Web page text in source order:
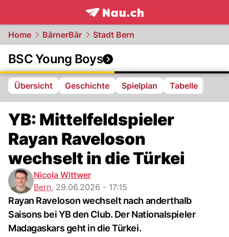
frontpage.NAU.ch
Home BärnerBär Stadt Bern
BSC Young Boys
Übersicht Geschichte Spielplan Tabelle
YB: Mittelfeldspieler
Rayan Raveloson
wechselt in die Türkei
Nicola Wittwer
Bern, 29.06.2026 - 17:15
Rayan Raveloson wechselt nach anderthalb
Saisons bei YB den Club. Der Nationalspieler
Madagaskars geht in die Türkei.